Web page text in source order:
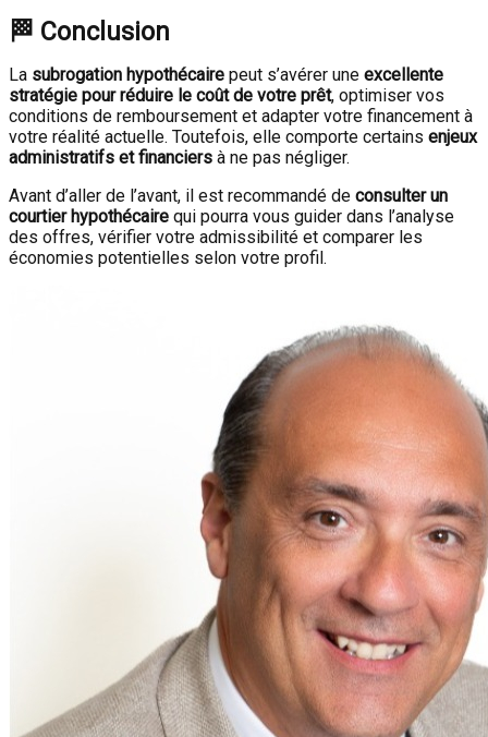
🏁 Conclusion
La subrogation hypothécaire peut s’avérer une excellente
stratégie pour réduire le coût de votre prêt, optimiser vos
conditions de remboursement et adapter votre financement à
votre réalité actuelle. Toutefois, elle comporte certains enjeux
administratifs et financiers à ne pas négliger.
Avant d’aller de l’avant, il est recommandé de consulter un
courtier hypothécaire qui pourra vous guider dans l’analyse
des offres, vérifier votre admissibilité et comparer les
économies potentielles selon votre profil.